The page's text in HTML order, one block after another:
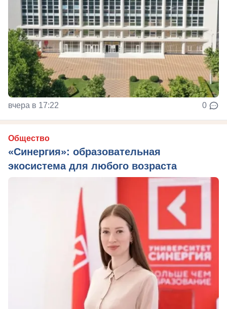
вчера в 17:22 0
Общество
«Синергия»: образовательная
экосистема для любого возраста